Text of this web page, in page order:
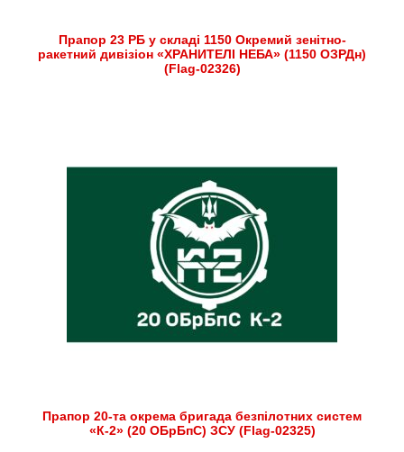
Прапор 23 РБ у складі 1150 Окремий зенітно-
ракетний дивізіон «ХРАНИТЕЛІ НЕБА» (1150 ОЗРДн)
(Flag-02326)
Прапор 20-та окрема бригада безпілотних систем
«К-2» (20 ОБрБпС) ЗСУ (Flag-02325)